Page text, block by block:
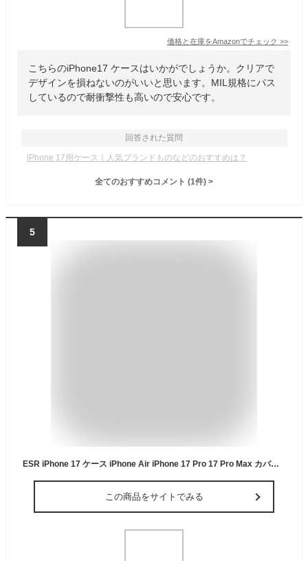
価格と在庫をAmazonでチェック >>
こちらのiPhone17 ケースはいかがでしょうか。クリアで
デザインを損ねないのがいいと思います。MIL規格にパス
しているので耐衝撃性も高いので安心です。
回答された質問
iPhone 17用ケース｜人気ブランドものなどのおすすめは？
全てのおすすめコメント (1件) >
5
ESR iPhone 17 ケース iPhone Air iPhone 17 Pro 17 Pro Max カバー 隠しカメラスタンド カメラコントロールボタンカバー スタンド付き ハイブリッド HaloLock MagSafe対応 透明 軍用グレードの保護 衝撃吸収コーナー 強化ガラスフィルム付き
この商品をサイトでみる